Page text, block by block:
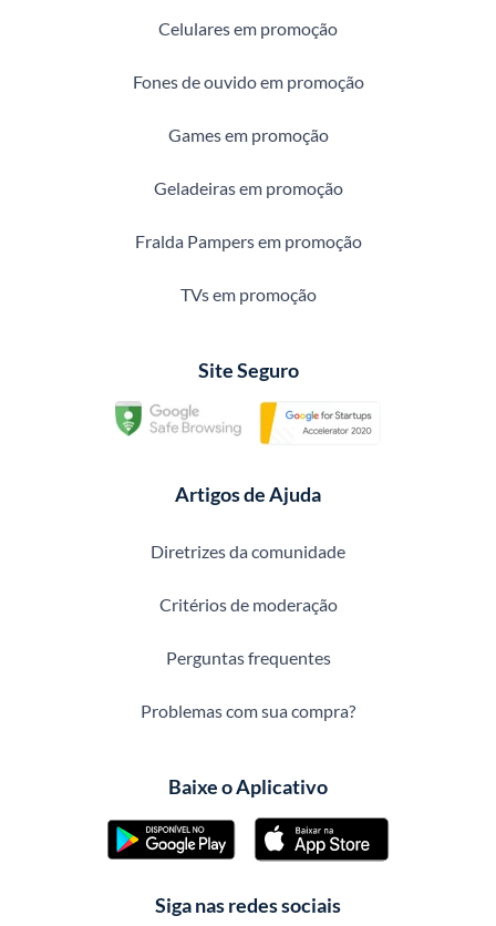
Celulares em promoção
Fones de ouvido em promoção
Games em promoção
Geladeiras em promoção
Fralda Pampers em promoção
TVs em promoção
Site Seguro
Artigos de Ajuda
Diretrizes da comunidade
Critérios de moderação
Perguntas frequentes
Problemas com sua compra?
Baixe o Aplicativo
Siga nas redes sociais